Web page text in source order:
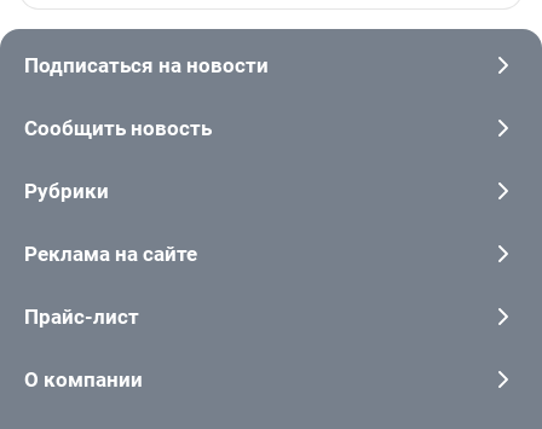
Подписаться на новости
Сообщить новость
Рубрики
Реклама на сайте
Прайс-лист
О компании